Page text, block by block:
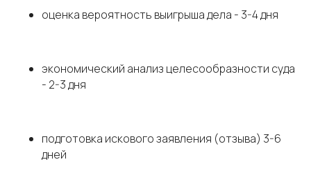
оценка вероятность выигрыша дела - 3-4 дня
экономический анализ целесообразности суда
- 2-3 дня
подготовка искового заявления (отзыва) 3-6
дней